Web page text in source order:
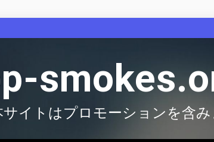
サイトはプロモーションを含み